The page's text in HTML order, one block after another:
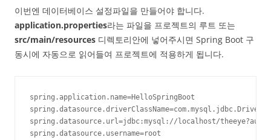
이번엔 데이터베이스 설정파일을 만들어야 합니다.
application.properties라는 파일을 프로젝트의 루트 또는
src/main/resources 디렉토리안에 넣어주시면 Spring Boot 구
동시에 자동으로 읽어들여 프로젝트에 적용하게 됩니다.
spring.application.name=HelloSpringBoot
spring.datasource.driverClassName=com.mysql.jdbc.Driver
spring.datasource.url=jdbc:mysql://localhost/
spring.datasource.username=root